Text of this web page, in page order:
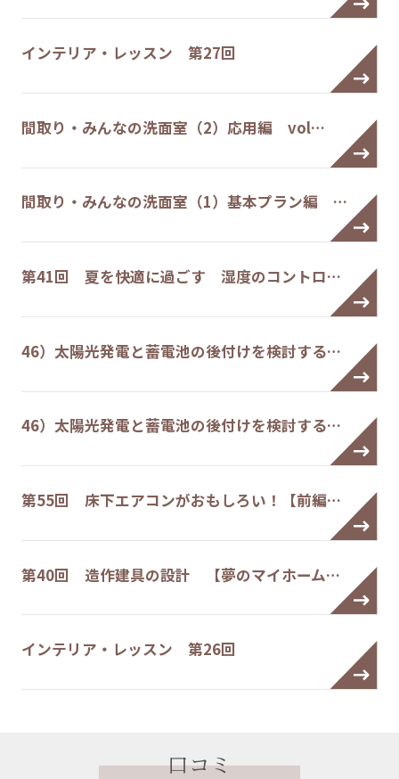
インテリア・レッスン 第27回
間取り・みんなの洗面室（2）応用編 vol…
間取り・みんなの洗面室（1）基本プラン編 …
第41回 夏を快適に過ごす 湿度のコントロ…
46）太陽光発電と蓄電池の後付けを検討する…
46）太陽光発電と蓄電池の後付けを検討する…
第55回 床下エアコンがおもしろい！【前編…
第40回 造作建具の設計 【夢のマイホーム…
インテリア・レッスン 第26回
口コミ